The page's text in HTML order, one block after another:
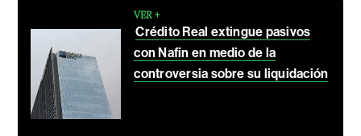
VER +
Crédito Real extingue pasivos
con Nafin en medio de la
controversia sobre su liquidación